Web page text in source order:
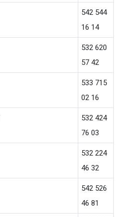
542 544
16 14
532 620
57 42
533 715
02 16
532 424
76 03
532 224
46 32
542 526
46 81